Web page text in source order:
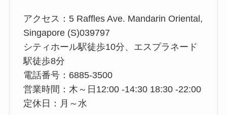
アクセス：5 Raffles Ave. Mandarin Oriental,
Singapore (S)039797
シティホール駅徒歩10分、エスプラネード
駅徒歩8分
電話番号：6885-3500
営業時間：木～日12:00 -14:30 18:30 -22:00
定休日：月～水